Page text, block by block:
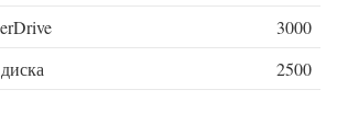
3000
2500